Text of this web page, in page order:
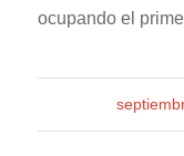
ocupando el